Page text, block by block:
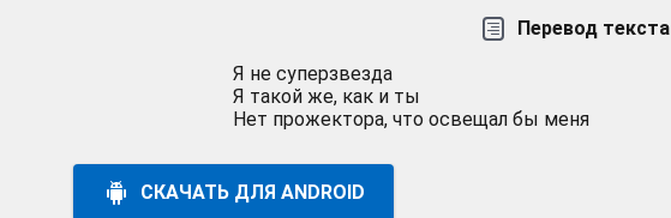
Перевод текста
Я не суперзвезда
Я такой же, как и ты
Нет прожектора, что освещал бы меня
СКАЧАТЬ ДЛЯ ANDROID